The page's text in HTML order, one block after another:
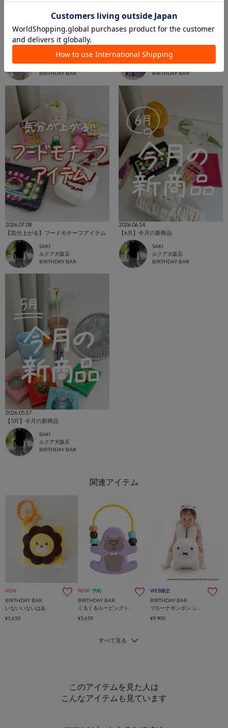
2026.07.28
Baby Gift特集
アミュエスト博多店
BIRTHDAY BAR
ベビーアイテム♡
osg
阪急西宮ガーデンズ店
BIRTHDAY BAR
2026.07.08
【気分上がる】フードモチーフアイテム
SAKI
ルクア大阪店
BIRTHDAY BAR
2026.06.14
【6月】今月の新商品
SAKI
ルクア大阪店
BIRTHDAY BAR
2026.05.17
【5月】今月の新商品
SAKI
ルクア大阪店
BIRTHDAY BAR
NEW
BIRTHDAY BAR
いないいないばあ
¥1,650
NEW 予約
BIRTHDAY BAR
¥1,650
WEB限定
BIRTHDAY BAR
¥9,900
このアイテムを見た人は
こんなアイテムも見ています